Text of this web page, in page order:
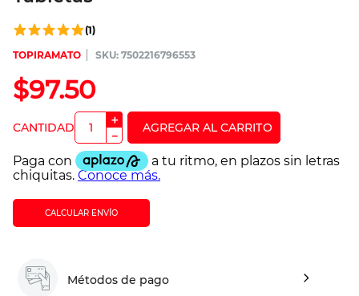
(1)
TOPIRAMATO :7502216796553
$97.50
＋
－
CALCULAR ENVÍO
Métodos de pago